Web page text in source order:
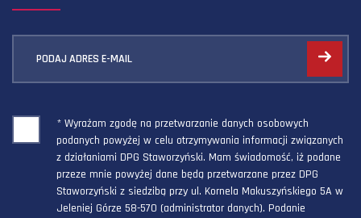
PODAJ ADRES E-MAIL
* Wyrażam zgodę na przetwarzanie danych osobowych
podanych powyżej w celu otrzymywania informacji związanych
z działaniami DPG Staworzyński. Mam świadomość, iż podane
przeze mnie powyżej dane będą przetwarzane przez DPG
Staworzyński z siedzibą przy ul. Kornela Makuszyńskiego 5A w
Jeleniej Górze 58-570 (administrator danych). Podanie